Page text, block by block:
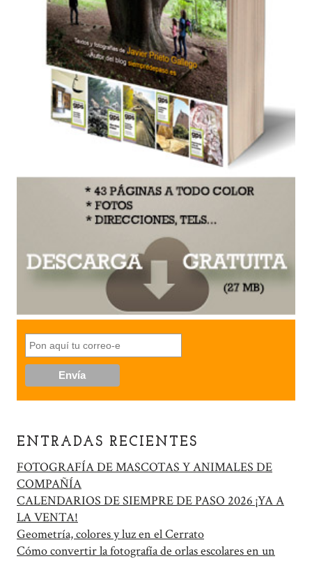
ENTRADAS RECIENTES
FOTOGRAFÍA DE MASCOTAS Y ANIMALES DE
COMPAÑÍA
CALENDARIOS DE SIEMPRE DE PASO 2026 ¡YA A
LA VENTA!
Geometría, colores y luz en el Cerrato
Cómo convertir la fotografía de orlas escolares en un